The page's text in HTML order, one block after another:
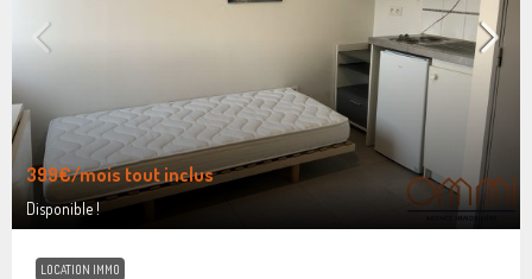
399€/mois tout inclus
Disponible !
LOCATION IMMO